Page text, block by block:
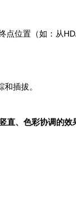
位置（如：从
插拔。
直、色彩协调的